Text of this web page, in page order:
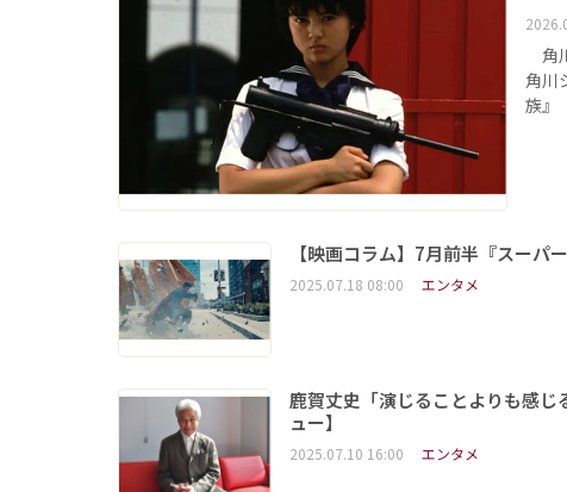
角
角川
族』
【映画コラム】7月前半『スーパ
2025.07.18 08:00 エンタメ
鹿賀丈史「演じることよりも感じ
ュー】
2025.07.10 16:00 エンタメ